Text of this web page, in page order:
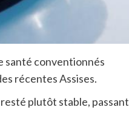
santé conventionnés
récentes Assises.
plutôt stable, passant